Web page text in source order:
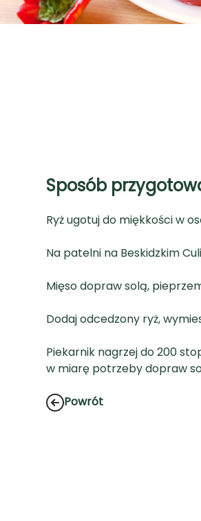
Sposób
Ryż ugotuj do miękkości w
Na patelni na Beskidzkim
Mięso dopraw solą,
Dodaj odcedzony ryż,
Piekarnik nagrzej do 200
w miarę potrzeby dopraw
Powrót